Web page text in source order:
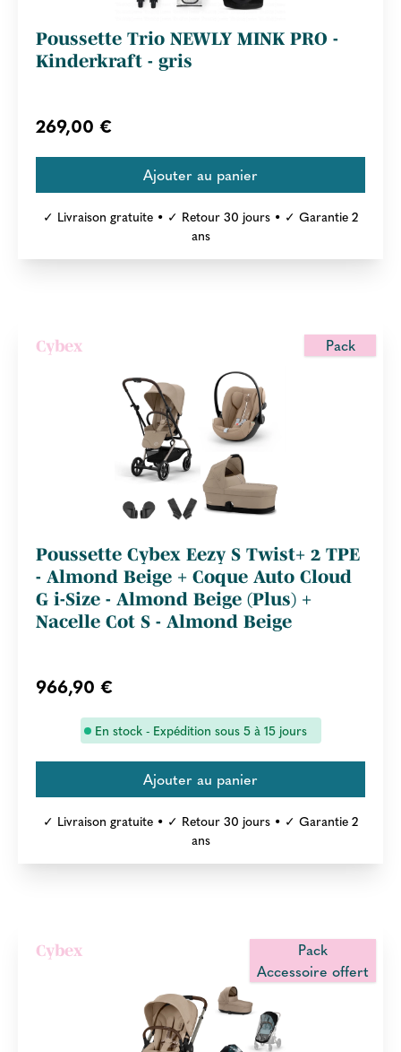
Poussette Trio NEWLY MINK PRO -
Kinderkraft - gris
269,00 €
✓ Livraison gratuite • ✓ Retour 30 jours • ✓ Garantie 2
ans
Pack
Cybex
Poussette Cybex Eezy S Twist+ 2 TPE
- Almond Beige + Coque Auto Cloud
G i-Size - Almond Beige (Plus) +
Nacelle Cot S - Almond Beige
966,90 €
En stock - Expédition sous 5 à 15 jours
✓ Livraison gratuite • ✓ Retour 30 jours • ✓ Garantie 2
ans
Pack
Accessoire offert
Cybex